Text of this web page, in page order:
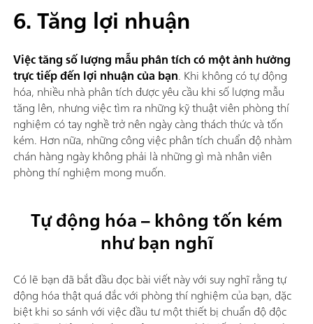
6. Tăng lợi nhuận
Việc tăng số lượng mẫu phân tích có một ảnh hưởng
trực tiếp đến lợi nhuận của bạn. Khi không có tự động
hóa, nhiều nhà phân tích được yêu cầu khi số lượng mẫu
tăng lên, nhưng việc tìm ra những kỹ thuật viên phòng thí
nghiệm có tay nghề trở nên ngày càng thách thức và tốn
kém. Hơn nữa, những công việc phân tích chuẩn độ nhàm
chán hàng ngày không phải là những gì mà nhân viên
phòng thí nghiệm mong muốn.
Tự động hóa – không tốn kém
như bạn nghĩ
Có lẽ bạn đã bắt đầu đọc bài viết này với suy nghĩ rằng tự
động hóa thật quá đắc với phòng thí nghiệm của bạn, đặc
biệt khi so sánh với việc đầu tư một thiết bị chuẩn độ độc